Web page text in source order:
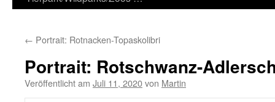
← Portrait: Rotnacken-Topaskolibri
Portrait: Rotschwanz-
Veröffentlicht am Juli 11, 2020von Martin